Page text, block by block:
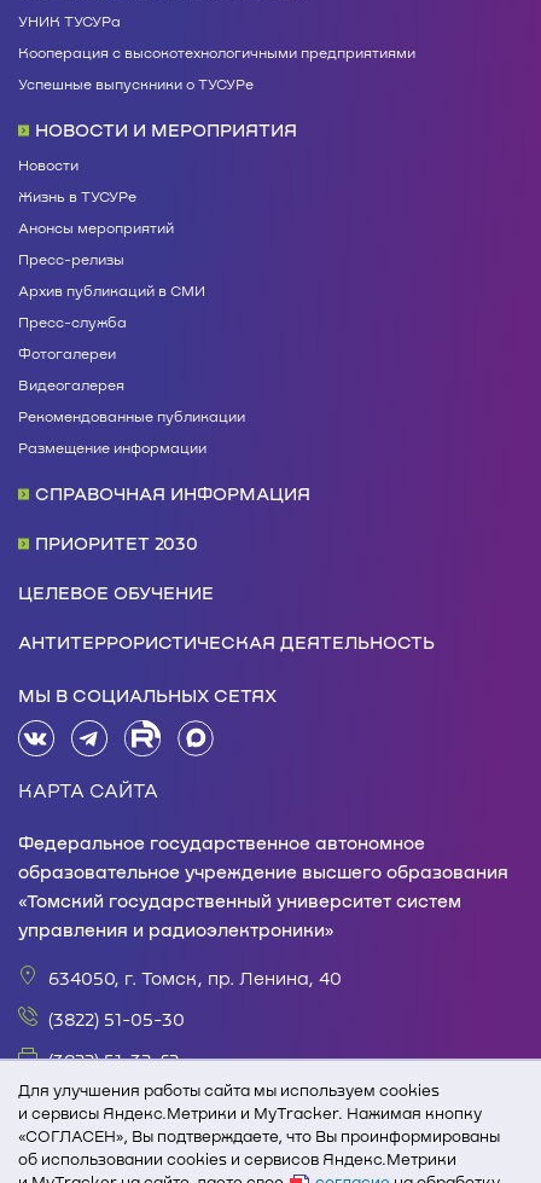
Для улучшения работы сайта мы используем cookies
и сервисы Яндекс.Метрики и MyTracker. Нажимая кнопку
«СОГЛАСЕН», Вы подтверждаете, что Вы проинформированы
об использовании cookies и сервисов Яндекс.Метрики
УНИК ТУСУРа
Кооперация с высокотехнологичными предприятиями
Успешные выпускники о ТУСУРе
НОВОСТИ И МЕРОПРИЯТИЯ
Новости
Жизнь в ТУСУРе
Анонсы мероприятий
Пресс-релизы
Архив публикаций в СМИ
Пресс-служба
Фотогалереи
Видеогалерея
Рекомендованные публикации
Размещение информации
СПРАВОЧНАЯ ИНФОРМАЦИЯ
ПРИОРИТЕТ 2030
ЦЕЛЕВОЕ ОБУЧЕНИЕ
АНТИТЕРРОРИСТИЧЕСКАЯ ДЕЯТЕЛЬНОСТЬ
МЫ В СОЦИАЛЬНЫХ СЕТЯХ
КАРТА САЙТА
Федеральное государственное автономное
образовательное учреждение высшего образования
«Томский государственный университет систем
управления и радиоэлектроники»
634050, г. Томск, пр. Ленина, 40
(3822) 51-05-30
(3822) 51-32-62
office@tusur.ru
пн. – пт., 8:30 – 17:30, обед, 13:00 – 14:00